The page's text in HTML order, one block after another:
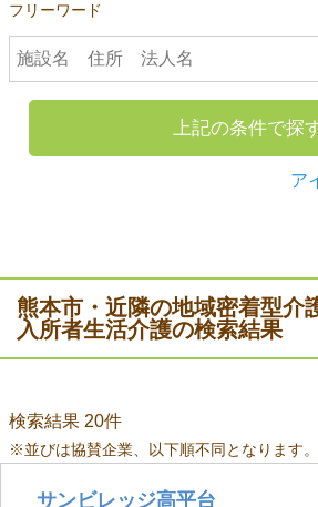
フリーワード
上記の条件で探
ア
熊本市・近隣の地域密着型介
入所者生活介護の検索結果
検索結果 20件
※並びは協賛企業、以下順不同となります。
サンビレッジ高平台